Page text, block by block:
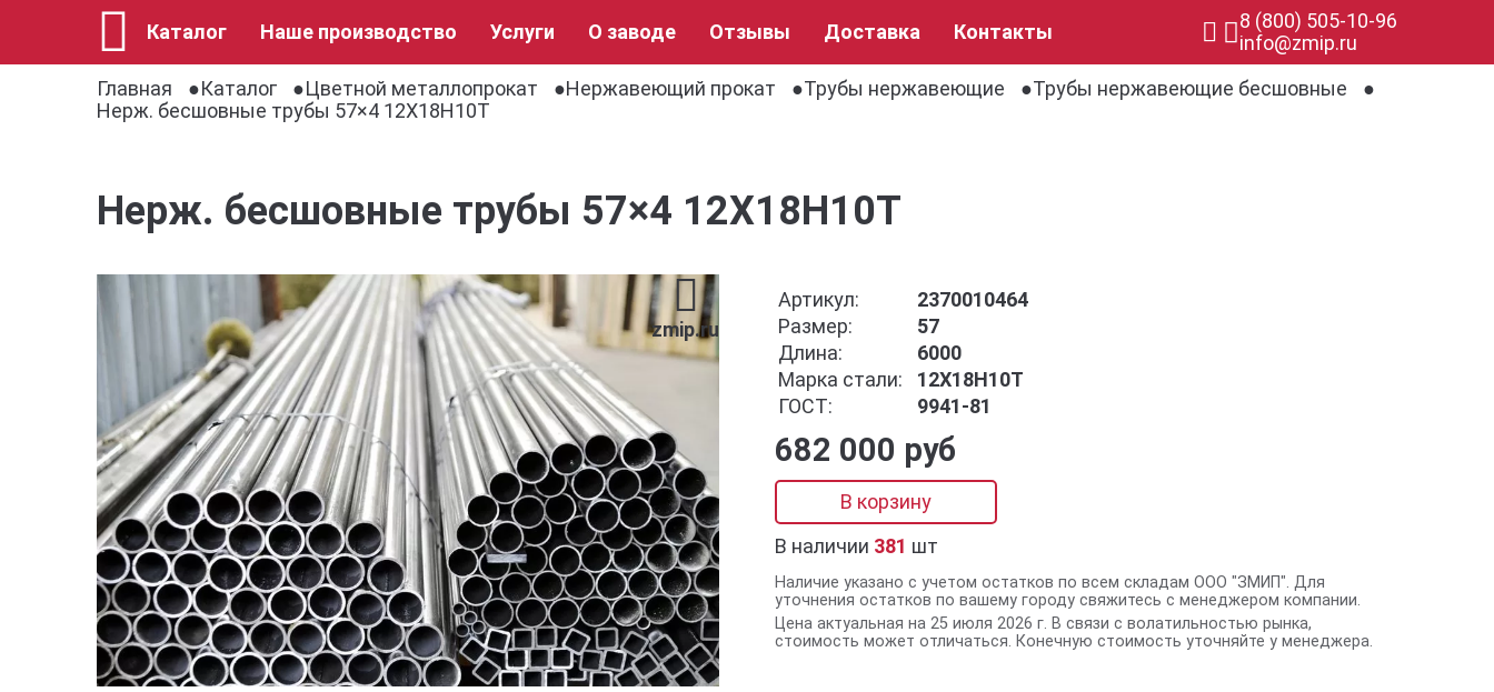
Каталог Наше производство Услуги О заводе Отзывы Доставка Контакты
8 (800) 505-10-96
info@zmip.ru
Главная
Каталог Цветной металлопрокат Нержавеющий прокат Трубы нержавеющие
Трубы нержавеющие бесшовные
Нерж. бесшовные трубы 57×4 12Х18Н10Т
Нерж. бесшовные трубы 57×4 12Х18Н10Т
zmip.ru
Артикул:
2370010464
Размер:
57
Длина:
6000
Марка стали:
12Х18Н10Т
ГОСТ:
9941-81
682 000 руб
В корзину
В наличии 381 шт
Наличие указано с учетом остатков по всем складам ООО "ЗМИП". Для
уточнения остатков по вашему городу свяжитесь с менеджером компании.
Цена актуальная на 25 июля 2026 г. В связи с волатильностью рынка,
стоимость может отличаться. Конечную стоимость уточняйте у менеджера.